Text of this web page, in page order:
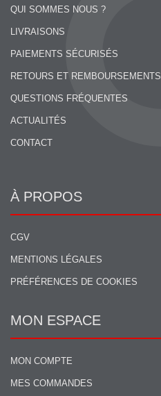
QUI SOMMES NOUS ?
LIVRAISONS
PAIEMENTS SÉCURISÉS
RETOURS ET REMBOURSEMENTS
QUESTIONS FRÉQUENTES
ACTUALITÉS
CONTACT
À PROPOS
CGV
MENTIONS LÉGALES
PRÉFÉRENCES DE COOKIES
MON ESPACE
MON COMPTE
MES COMMANDES